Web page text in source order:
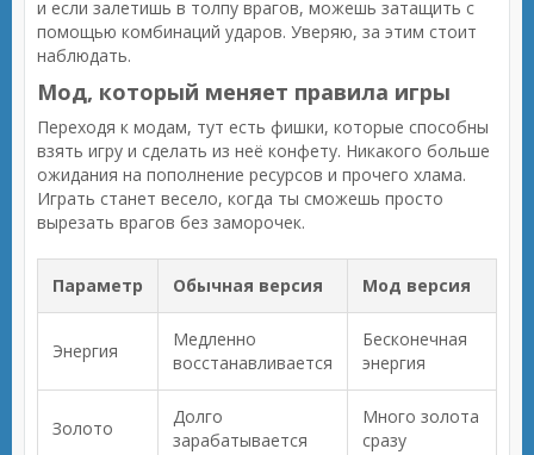
и если залетишь в толпу врагов, можешь затащить с
помощью комбинаций ударов. Уверяю, за этим стоит
наблюдать.
Мод, который меняет правила игры
Переходя к модам, тут есть фишки, которые способны
взять игру и сделать из неё конфету. Никакого больше
ожидания на пополнение ресурсов и прочего хлама.
Играть станет весело, когда ты сможешь просто
вырезать врагов без заморочек.
Параметр Обычная версия Мод версия
Энергия
Медленно
восстанавливается
Бесконечная
энергия
Золото
Долго
зарабатывается
Много золота
сразу